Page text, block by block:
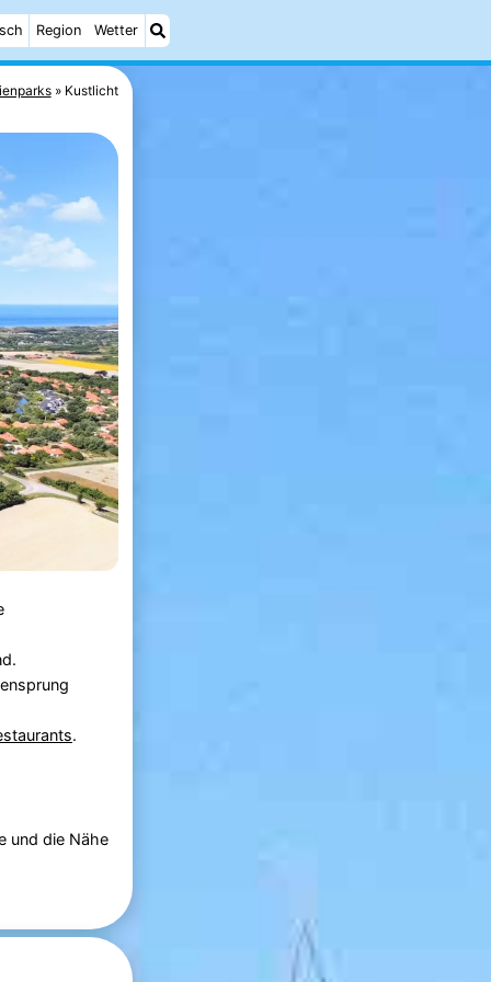
Region Wetter
Kustlicht
.
und die Nähe